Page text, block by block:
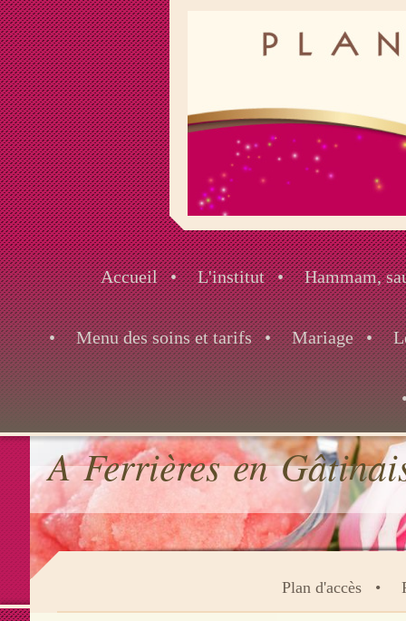
Accueil L'institut Hammam,
Menu des soins et tarifs Mariage
A Ferrières en
Plan d'accès